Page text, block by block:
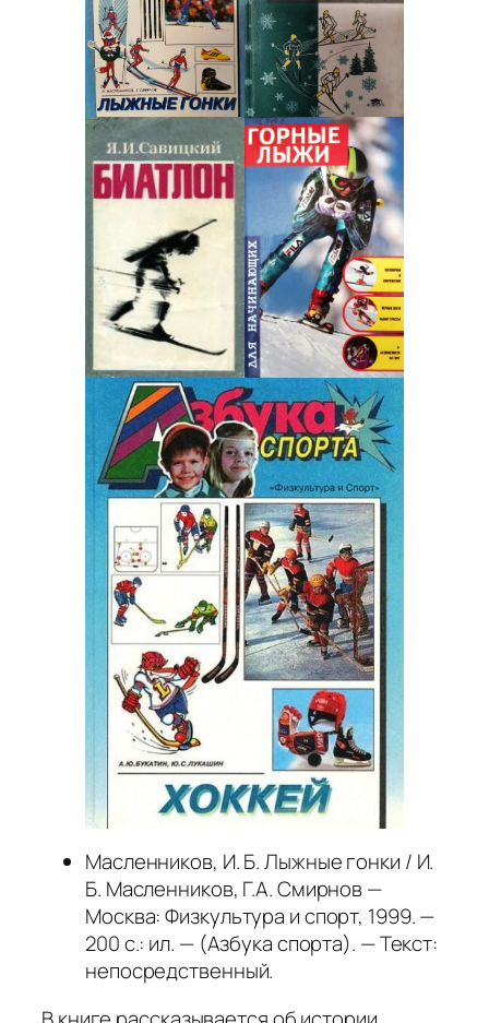
Масленников, И. Б. Лыжные гонки / И.
Б. Масленников, Г.А. Смирнов —
Москва: Физкультура и спорт, 1999. —
200 с.: ил. — (Азбука спорта). — Текст:
непосредственный.